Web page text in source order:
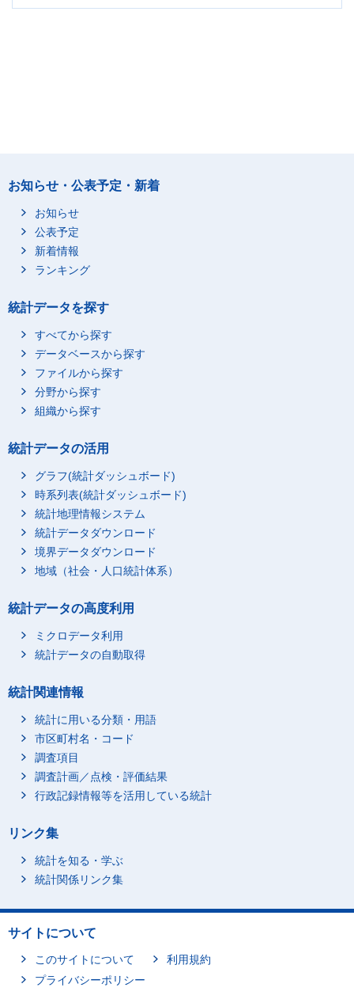
お知らせ・公表予定・新着
お知らせ
公表予定
新着情報
ランキング
統計データを探す
すべてから探す
データベースから探す
ファイルから探す
分野から探す
組織から探す
統計データの活用
グラフ(統計ダッシュボード)
時系列表(統計ダッシュボード)
統計地理情報システム
統計データダウンロード
境界データダウンロード
地域（社会・人口統計体系）
統計データの高度利用
ミクロデータ利用
統計データの自動取得
統計関連情報
統計に用いる分類・用語
市区町村名・コード
調査項目
調査計画／点検・評価結果
行政記録情報等を活用している統計
リンク集
統計を知る・学ぶ
統計関係リンク集
サイトについて
このサイトについて
利用規約
プライバシーポリシー